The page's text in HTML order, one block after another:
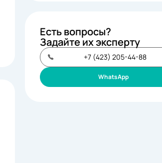
Есть вопросы?
Задайте их эксперту
+7 (423) 205-44-88
WhatsApp